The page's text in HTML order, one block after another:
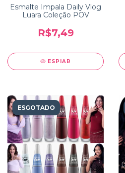
Esmalte Impala Daily Vlog
Luara Coleção POV
R$7,49
ESPIAR
ESGOTADO